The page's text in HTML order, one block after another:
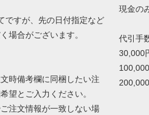
ですが、先の日付指定など
場合がございます。
時備考欄に同梱したい注
望とご入力ください。
注文情報が一致しない場
現金の
代引手
30,000